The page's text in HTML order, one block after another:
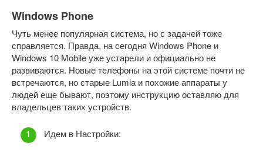
Windows Phone
Чуть менее популярная система, но с задачей тоже
справляется. Правда, на сегодня Windows Phone и
Windows 10 Mobile уже устарели и официально не
развиваются. Новые телефоны на этой системе почти не
встречаются, но старые Lumia и похожие аппараты у
людей еще бывают, поэтому инструкцию оставляю для
владельцев таких устройств.
Идем в Настройки: